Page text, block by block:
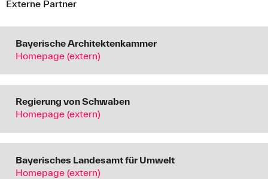
Erreichbarkeitsmodellierung von Einrichtungen mit
dem öffentlichen Personennahverkehr
Inwertsetzung digitaler Technologien für
Beteiligungsverfahren in der Stadtplanung
Ergebnisverwertung und Projektanträge
Externe Partner
Bayerische Architektenkammer
Homepage (extern)
Regierung von Schwaben
Homepage (extern)
Bayerisches Landesamt für Umwelt
Homepage (extern)